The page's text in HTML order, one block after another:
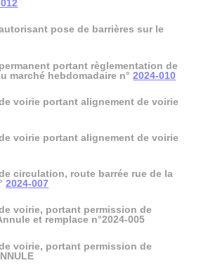
pose de barrières sur le
portant règlementation de
marché hebdomadaire n°2024-010
voirie portant alignement de voirie
voirie portant alignement de voirie
circulation, route barrée rue de la
2024-007
voirie, portant permission de
et remplace n°2024-005
voirie, portant permission de